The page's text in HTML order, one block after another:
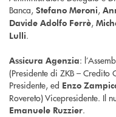
Banca, Stefano Meroni,
Davide Adolfo Ferrè,
Lulli.
Assicura Agenzia:
(Presidente di ZKB –
Presidente, ed Enzo
Rovereto) Vicepresidente. Il
Emanuele Ruzzier.